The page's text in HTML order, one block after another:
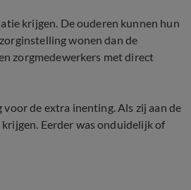
krijgen. De ouderen kunnen hun
wonen dan de
zorgmedewerkers met direct
de extra inenting. Als zij aan de
Eerder was onduidelijk of